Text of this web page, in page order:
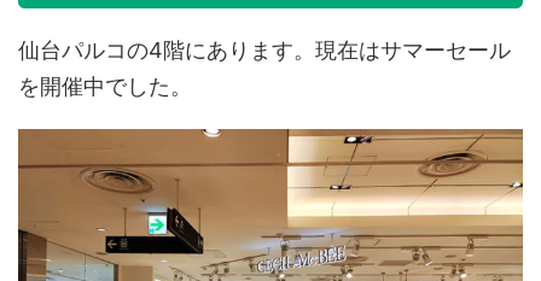
仙台パルコの4階にあります。現在はサマーセール
を開催中でした。